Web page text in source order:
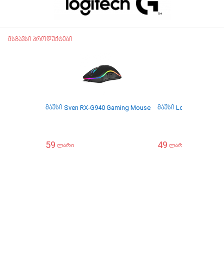
მსგავსი პროდუქტები
მაუსი Sven RX-G940 Gaming Mouse
59 ლარი
მაუსი Logitech M171
49 ლარი